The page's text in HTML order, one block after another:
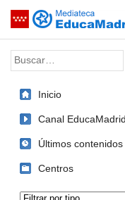
Saltar navegación
Palabra o frase:
Inicio
Canal EducaMadrid
Últimos contenidos
Centros